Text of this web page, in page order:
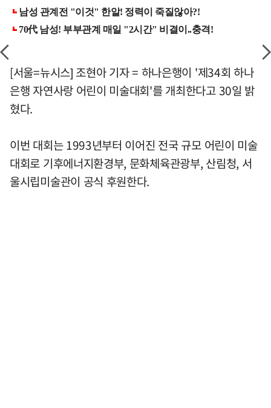
[서울=뉴시스] 조현아 기자 = 하나은행이 '제34회 하나
은행 자연사랑 어린이 미술대회'를 개최한다고 30일 밝
혔다.
이번 대회는 1993년부터 이어진 전국 규모 어린이 미술
대회로 기후에너지환경부, 문화체육관광부, 산림청, 서
울시립미술관이 공식 후원한다.